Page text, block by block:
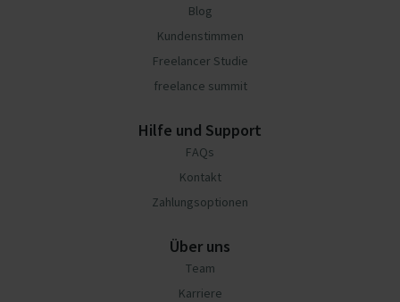
Blog
Kundenstimmen
Freelancer Studie
freelance summit
Hilfe und Support
FAQs
Kontakt
Zahlungsoptionen
Über uns
Team
Karriere